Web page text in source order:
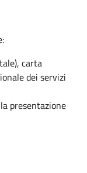
carta
dei servizi
presentazione